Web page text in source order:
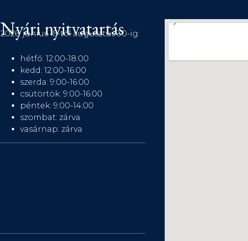
Nyári nyitvatartás
2026. június 15-től augusztus 30-ig:
hétfő: 12:00-18:00
kedd: 12:00-16:00
szerda: 9:00-16:00
csütörtök: 9:00-16:00
péntek: 9:00-14:00
szombat: zárva
vasárnap: zárva